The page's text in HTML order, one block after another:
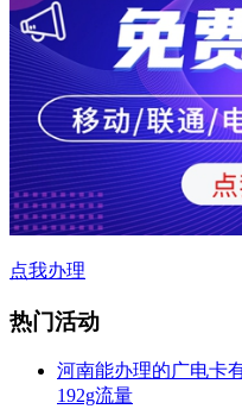
点我办理
热门活动
河南能办理的广电卡
192g流量